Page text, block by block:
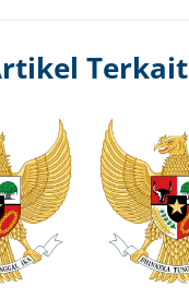
Terkait